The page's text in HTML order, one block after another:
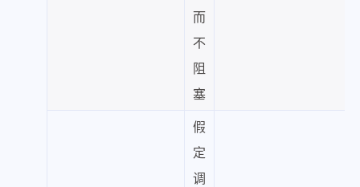
而
不
阻
塞
假
定
调